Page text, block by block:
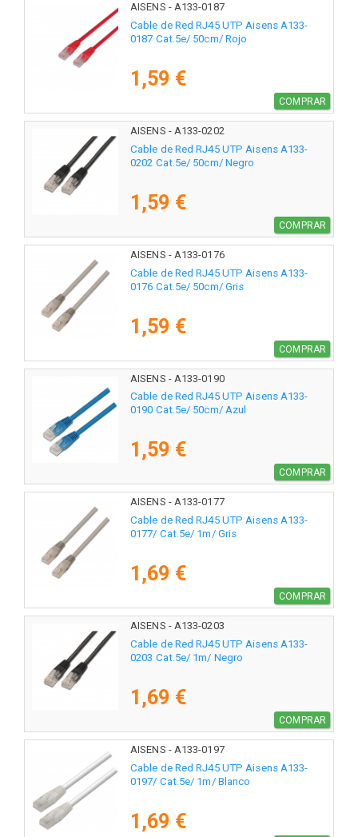
AISENS - A133-0187
Cable de Red RJ45 UTP Aisens A133-
0187 Cat.5e/ 50cm/ Rojo
1,59 €
COMPRAR
AISENS - A133-0202
Cable de Red RJ45 UTP Aisens A133-
0202 Cat.5e/ 50cm/ Negro
1,59 €
COMPRAR
AISENS - A133-0176
Cable de Red RJ45 UTP Aisens A133-
0176 Cat.5e/ 50cm/ Gris
1,59 €
COMPRAR
AISENS - A133-0190
Cable de Red RJ45 UTP Aisens A133-
0190 Cat.5e/ 50cm/ Azul
1,59 €
COMPRAR
AISENS - A133-0177
Cable de Red RJ45 UTP Aisens A133-
0177/ Cat.5e/ 1m/ Gris
1,69 €
COMPRAR
AISENS - A133-0203
Cable de Red RJ45 UTP Aisens A133-
0203 Cat.5e/ 1m/ Negro
1,69 €
COMPRAR
AISENS - A133-0197
Cable de Red RJ45 UTP Aisens A133-
0197/ Cat.5e/ 1m/ Blanco
1,69 €